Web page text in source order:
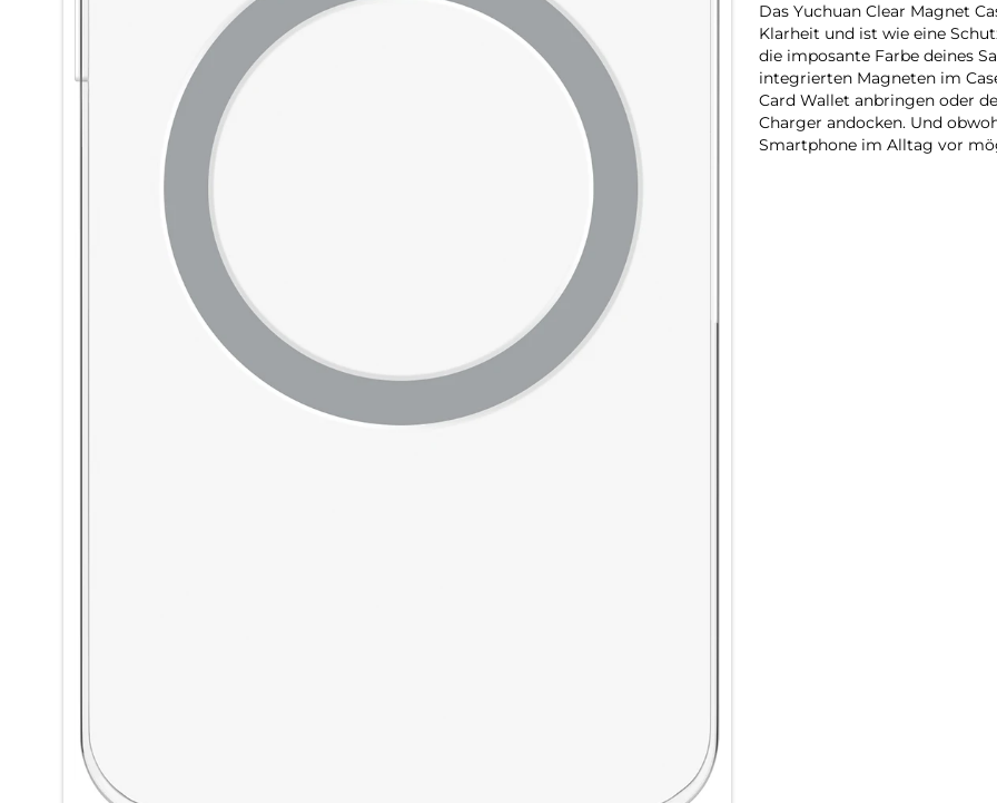
Das Yuchuan Clear Magnet
Klarheit und ist wie eine
die imposante Farbe deines
integrierten Magneten im
Card Wallet anbringen oder
Charger andocken. Und
Smartphone im Alltag vor